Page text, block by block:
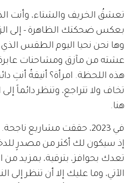
تعشقُ الخريف والشتاء، وأنت
بعكس ضحكتك الظاهرة - إلى
وها نحن نحيا اليوم الطقس
عشته من مآزق ومشاحنات
هذه اللحظة. امرأة؟ أنيقةٌ أنتِ
تخاف ولا تتراجع، وتنظر دائماً إلى
هنا.
إذ سيكون لك أكثر من مصدرٍ
تعدك بحوافز، بترقية، بمزيد
الآتي، وما عليك إلا أن تنظر